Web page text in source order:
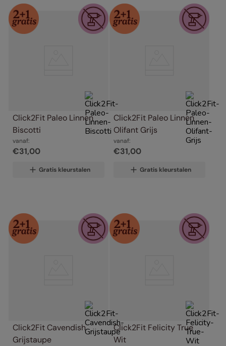
Click2Fit Paleo Linnen
Biscotti
vanaf:
€31,00
Gratis kleurstalen
Click2Fit Paleo Linnen
Olifant Grijs
vanaf:
€31,00
Gratis kleurstalen
Click2Fit Cavendish
Grijstaupe
Click2Fit Felicity True
Wit